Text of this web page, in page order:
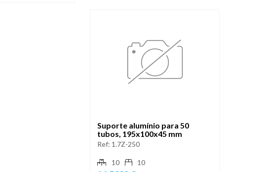
Suporte alumínio para 50
tubos, 195x100x45 mm
Ref: 1.7Z-250
10 10